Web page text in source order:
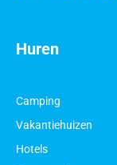
Huren
Camping
Vakantiehuizen
Hotels